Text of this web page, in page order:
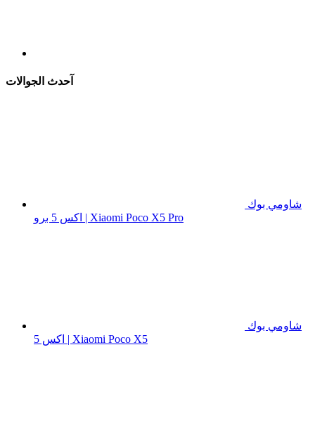
آحدث الجوالات
شاومي بوك
اكس 5 برو | Xiaomi Poco X5 Pro
شاومي بوك
اكس 5 | Xiaomi Poco X5